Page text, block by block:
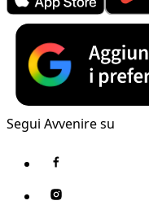
Segui Avvenire su